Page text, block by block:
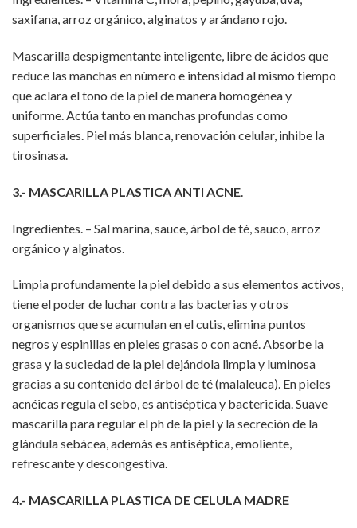
saxifana, arroz orgánico, alginatos y arándano rojo.
Mascarilla despigmentante inteligente, libre de ácidos que
reduce las manchas en número e intensidad al mismo tiempo
que aclara el tono de la piel de manera homogénea y
uniforme. Actúa tanto en manchas profundas como
superficiales. Piel más blanca, renovación celular, inhibe la
tirosinasa.
3.- MASCARILLA PLASTICA ANTI ACNE.
Ingredientes. – Sal marina, sauce, árbol de té, sauco, arroz
orgánico y alginatos.
Limpia profundamente la piel debido a sus elementos activos,
tiene el poder de luchar contra las bacterias y otros
organismos que se acumulan en el cutis, elimina puntos
negros y espinillas en pieles grasas o con acné. Absorbe la
grasa y la suciedad de la piel dejándola limpia y luminosa
gracias a su contenido del árbol de té (malaleuca). En pieles
acnéicas regula el sebo, es antiséptica y bactericida. Suave
mascarilla para regular el ph de la piel y la secreción de la
glándula sebácea, además es antiséptica, emoliente,
refrescante y descongestiva.
4.- MASCARILLA PLASTICA DE CELULA MADRE